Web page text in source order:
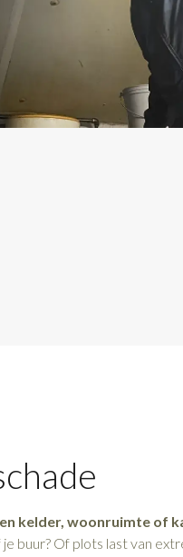
kelder, woonruimte of
buur? Of plots last van